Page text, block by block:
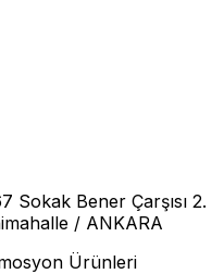
Sokak Bener Çarşısı 2.
/ ANKARA
Ürünleri